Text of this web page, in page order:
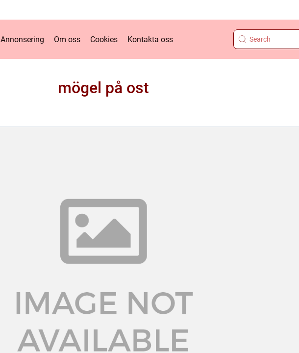
Annonsering Om oss Cookies Kontakta oss
mögel på ost